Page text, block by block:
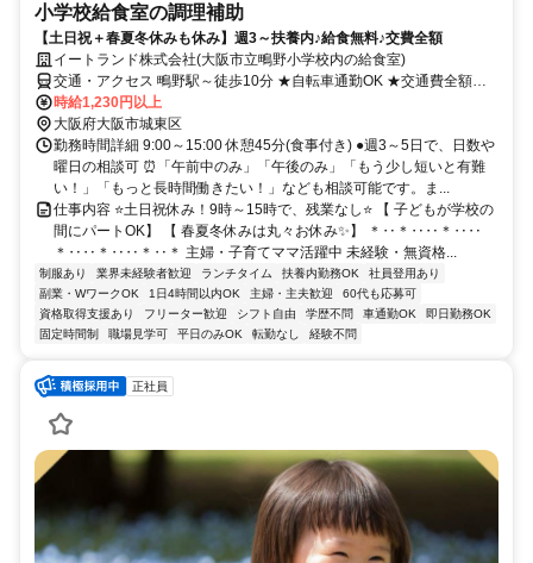
小学校給食室の調理補助
【土日祝＋春夏冬休みも休み】週3～扶養内♪給食無料♪交費全額
イートランド株式会社(大阪市立鴫野小学校内の給食室)
交通・アクセス 鴫野駅～徒歩10分 ★自転車通勤OK ★交通費全額支
給
時給1,230円以上
大阪府大阪市城東区
勤務時間詳細 9:00～15:00 休憩45分(食事付き) ●週3～5日で、日数や
曜日の相談可 ⏰「午前中のみ」「午後のみ」「もう少し短いと有難
い！」「もっと長時間働きたい！」なども相談可能です。ま...
仕事内容 ⭐土日祝休み！9時～15時で、残業なし⭐ 【 子どもが学校の
間にパートOK】 【 春夏冬休みは丸々お休み✨】 ＊‥＊‥‥＊‥‥
＊‥‥＊‥‥＊‥＊ 主婦・子育てママ活躍中 未経験・無資格...
制服あり 業界未経験者歓迎 ランチタイム 扶養内勤務OK
社員登用あり
副業・WワークOK
1日4時間以内OK 主婦・主夫歓迎
60代も応募可
資格取得支援あり
フリーター歓迎 シフト自由 学歴不問 車通勤OK
即日勤務OK
固定時間制
職場見学可 平日のみOK 転勤なし 経験不問
正社員